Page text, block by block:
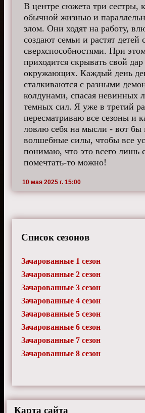
В центре сюжета три сестры,
обычной жизнью и
злом. Они ходят на работу,
создают семьи и растят детей
сверхспособностями. При
приходится скрывать свой дар
окружающих. Каждый день
сталкиваются с разными
колдунами, спасая невинных
темных сил. Я уже в третий
пересматриваю все сезоны и
ловлю себя на мысли - вот бы
волшебные силы, чтобы все
понимаю, что это всего лишь
помечтать-то можно!
10 мая 2025 г. 15:00
Список сезонов
Зачарованные 1 сезон
Зачарованные 2 сезон
Зачарованные 3 сезон
Зачарованные 4 сезон
Зачарованные 5 сезон
Зачарованные 6 сезон
Зачарованные 7 сезон
Зачарованные 8 сезон
Карта сайта